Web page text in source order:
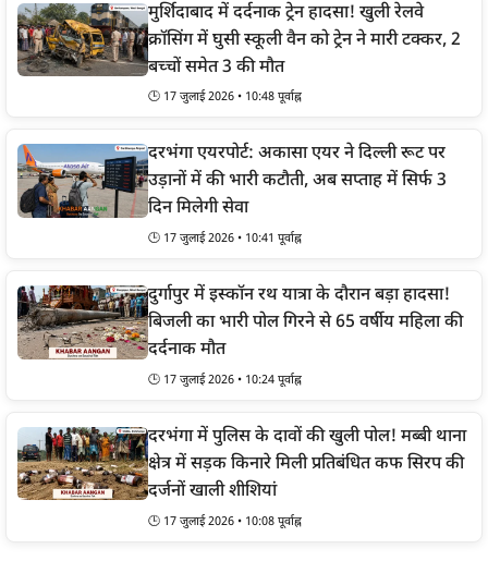
मुर्शिदाबाद में दर्दनाक ट्रेन हादसा! खुली रेलवे
क्रॉसिंग में घुसी स्कूली वैन को ट्रेन ने मारी टक्कर, 2
बच्चों समेत 3 की मौत
🕒 17 जुलाई 2026 • 10:48 पूर्वाह्न
दरभंगा एयरपोर्ट: अकासा एयर ने दिल्ली रूट पर
उड़ानों में की भारी कटौती, अब सप्ताह में सिर्फ 3
दिन मिलेगी सेवा
🕒 17 जुलाई 2026 • 10:41 पूर्वाह्न
दुर्गापुर में इस्कॉन रथ यात्रा के दौरान बड़ा हादसा!
बिजली का भारी पोल गिरने से 65 वर्षीय महिला की
दर्दनाक मौत
🕒 17 जुलाई 2026 • 10:24 पूर्वाह्न
दरभंगा में पुलिस के दावों की खुली पोल! मब्बी थाना
क्षेत्र में सड़क किनारे मिली प्रतिबंधित कफ सिरप की
दर्जनों खाली शीशियां
🕒 17 जुलाई 2026 • 10:08 पूर्वाह्न